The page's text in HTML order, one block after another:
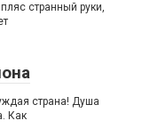
странный руки,
страна! Душа
Как